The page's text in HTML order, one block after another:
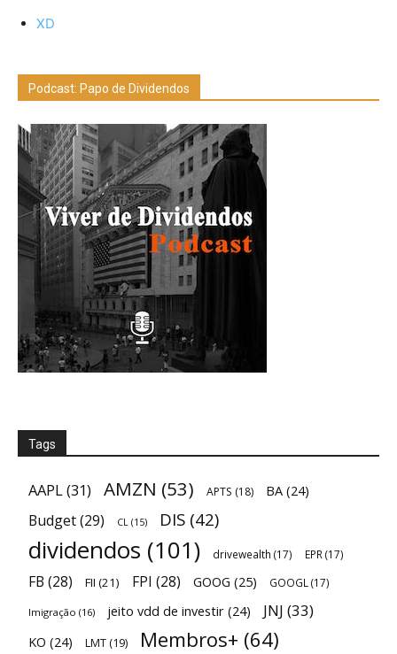
XD
Podcast: Papo de Dividendos
Tags
AAPL(31) AMZN (53) APTS (18) BA (24)
Budget(29) CL (15) DIS (42)
dividendos (101) drivewealth (17) EPR(17)
FB (28) FII (21) FPI (28) GOOG (25) GOOGL(17)
Imigração (16) jeito vdd de investir (24) JNJ (33)
KO (24) LMT (19) Membros+ (64)